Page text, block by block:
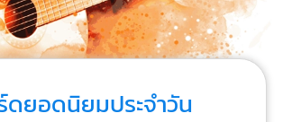
ดยอดนิยมประจำวัน